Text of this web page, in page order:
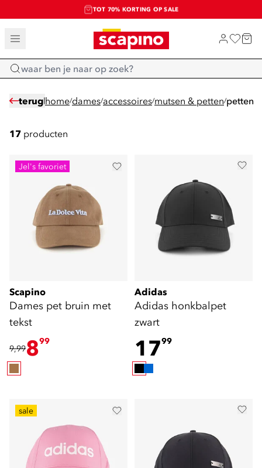
TOT 70% KORTING OP SALE
SHOP NIEUW
Home
terug home/dames/accessoires/mutsen & petten/petten
17 producten
Jel's favoriet
Scapino
Dames pet bruin met
tekst
9,99899
Adidas
Adidas honkbalpet
zwart
1799
sale